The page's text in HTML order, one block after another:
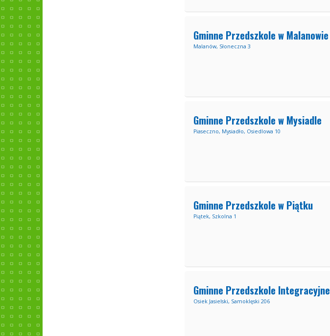
Gminne Przedszkole w Malanowie
Malanów, Słoneczna 3
Gminne Przedszkole w Mysiadle
Piaseczno, Mysiadło, Osiedlowa 10
Gminne Przedszkole w Piątku
Piątek, Szkolna 1
Gminne Przedszkole Integracyjne
Osiek Jasielski, Samoklęski 206